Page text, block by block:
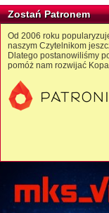
Zostań Patronem
Od 2006 roku
naszym Czytelnikom
Dlatego postanowiliśmy
pomóż nam rozwijać